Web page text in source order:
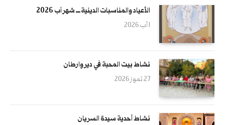
الأعياد والمناسبات الدينية ــــ شهر آب 2026
1 آب 2026
نشاط بيت المحبة في دير وارطان
27 تموز 2026
نشاط أحدية سيدة السريان